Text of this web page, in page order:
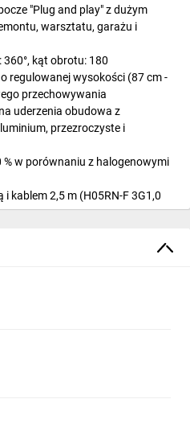
"Plug and play" z dużym
warsztatu, garażu i
kąt obrotu: 180
regulowanej wysokości (87 cm -
przechowywania
uderzenia obudowa z
przezroczyste i
% w porównaniu z halogenowymi
kablem 2,5 m (H05RN-F 3G1,0